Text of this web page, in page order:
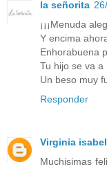
la señorita
¡¡¡Menuda
Y encima
Enhorabuena
Tu hijo se va
Un beso muy
Responder
Virginia isabel
Muchisimas